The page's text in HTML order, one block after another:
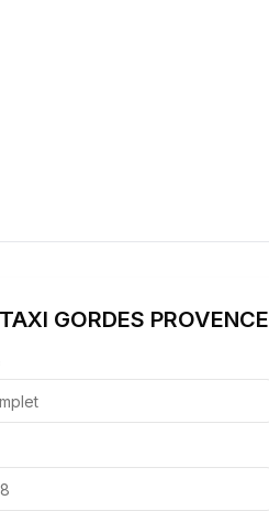
TAXI GORDES PROVENCE